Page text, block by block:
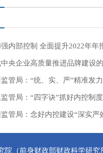
内部控制 全面提升2022年年
央企业高质量推进品牌建设
院（前身财政部财政科学研究